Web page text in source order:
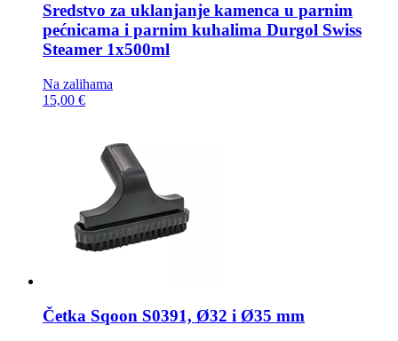
Sredstvo za uklanjanje kamenca u parnim
pećnicama i parnim kuhalima Durgol Swiss
Steamer 1x500ml
Na zalihama
15,00 €
Četka Sqoon S0391, Ø32 i Ø35 mm